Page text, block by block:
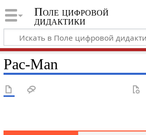
Поле цифровой
дидактики
Pac-Man